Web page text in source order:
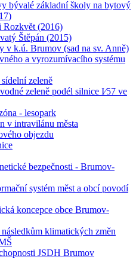
bývalé základní školy na bytový
Rozkvět (2016)
Štěpán (2015)
v k.ú. Brumov (sad na sv. Anně)
a vyrozumívacího systému
zeleně
zeleně podél silnice I⁄57 ve
- lesopark
v intravilánu města
objezdu
bezpečnosti - Brumov-
systém měst a obcí povodí
koncepce obce Brumov-
klimatických změn
JSDH Brumov